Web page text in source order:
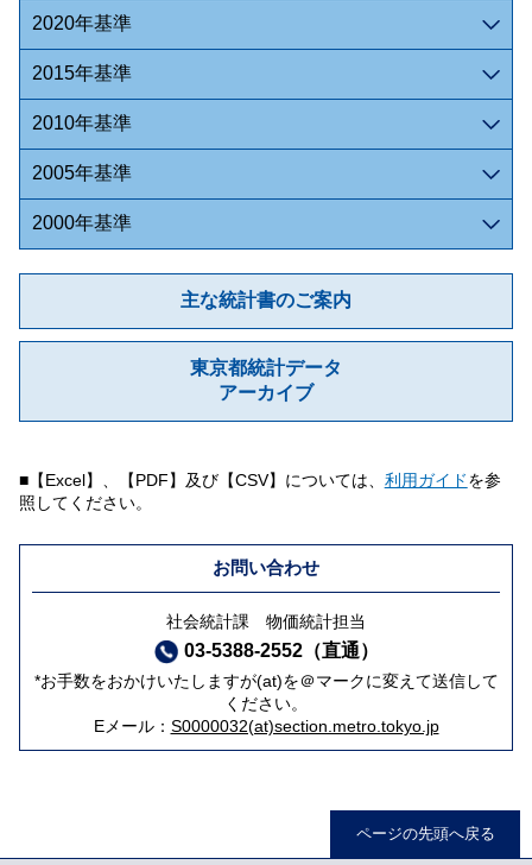
2020年基準
2015年基準
2010年基準
2005年基準
2000年基準
主な統計書のご案内
東京都統計データ
アーカイブ
■【Excel】、【PDF】及び【CSV】については、 利用ガイドを参
照してください。
お問い合わせ
社会統計課 物価統計担当
03-5388-2552（直通）
*お手数をおかけいたしますが(at)を＠マークに変えて送信して
ください。
Eメール： S0000032(at)section.metro.tokyo.jp
ページの先頭へ戻る